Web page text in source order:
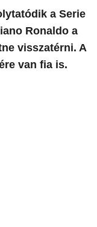
a Serie
Ronaldo a
visszatérni. A
van fia is.